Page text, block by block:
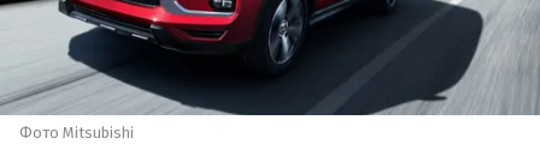
Фото Mitsubishi